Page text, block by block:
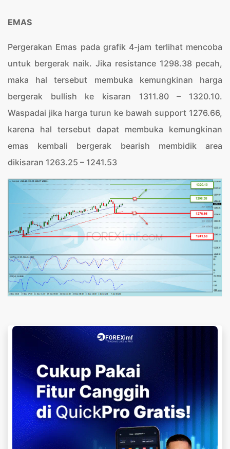
EMAS
Pergerakan Emas pada grafik 4-jam terlihat mencoba
untuk bergerak naik. Jika resistance 1298.38 pecah,
maka hal tersebut membuka kemungkinan harga
bergerak bullish ke kisaran 1311.80 – 1320.10.
Waspadai jika harga turun ke bawah support 1276.66,
karena hal tersebut dapat membuka kemungkinan
emas kembali bergerak bearish membidik area
dikisaran 1263.25 – 1241.53